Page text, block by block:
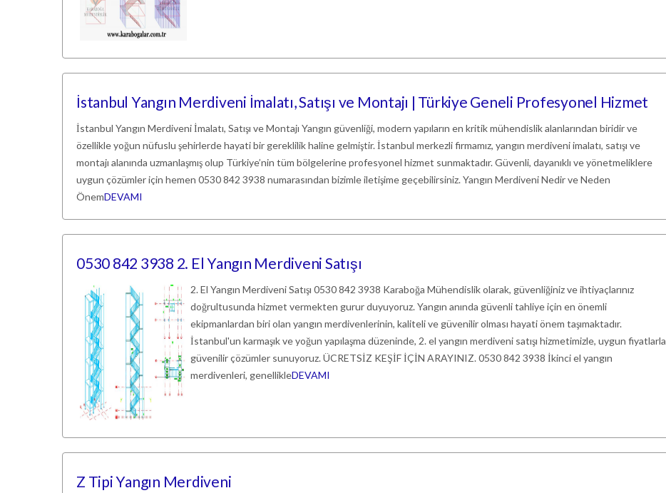
İstanbul Yangın Merdiveni İmalatı, Satışı ve Montajı | Türkiye Geneli Profesyonel Hizmet
İstanbul Yangın Merdiveni İmalatı, Satışı ve Montajı Yangın güvenliği, modern yapıların en kritik mühendislik alanlarından biridir ve
özellikle yoğun nüfuslu şehirlerde hayati bir gereklilik haline gelmiştir. İstanbul merkezli firmamız, yangın merdiveni imalatı, satışı ve
montajı alanında uzmanlaşmış olup Türkiye’nin tüm bölgelerine profesyonel hizmet sunmaktadır. Güvenli, dayanıklı ve yönetmeliklere
uygun çözümler için hemen 0530 842 3938 numarasından bizimle iletişime geçebilirsiniz. Yangın Merdiveni Nedir ve Neden
ÖnemDEVAMI
0530 842 3938 2. El Yangın Merdiveni Satışı
2. El Yangın Merdiveni Satışı 0530 842 3938 Karaboğa Mühendislik olarak, güvenliğiniz ve ihtiyaçlarınız
doğrultusunda hizmet vermekten gurur duyuyoruz. Yangın anında güvenli tahliye için en önemli
ekipmanlardan biri olan yangın merdivenlerinin, kaliteli ve güvenilir olması hayati önem taşımaktadır.
İstanbul'un karmaşık ve yoğun yapılaşma düzeninde, 2. el yangın merdiveni satışı hizmetimizle, uygun fiyatlarla
güvenilir çözümler sunuyoruz. ÜCRETSİZ KEŞİF İÇİN ARAYINIZ. 0530 842 3938 İkinci el yangın
merdivenleri, genellikleDEVAMI
Z Tipi Yangın Merdiveni